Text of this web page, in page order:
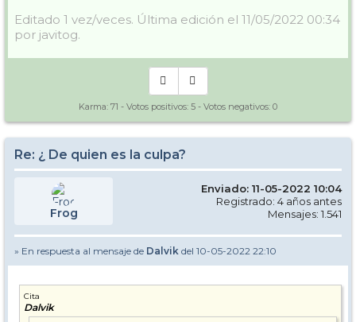
Editado 1 vez/veces. Última edición el 11/05/2022 00:34
por javitog.
Karma: 71 - Votos positivos: 5 - Votos negativos: 0
Re: ¿ De quien es la culpa?
Frog
Enviado: 11-05-2022 10:04
Registrado: 4 años antes
Mensajes: 1.541
» En respuesta al mensaje de Dalvik del 10-05-2022 22:10
Cita
Dalvik